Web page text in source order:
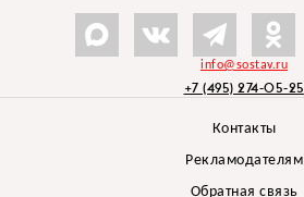
info@sostav.ru
+7 (495) 274-05-25
Контакты
Рекламодателям
Обратная связь